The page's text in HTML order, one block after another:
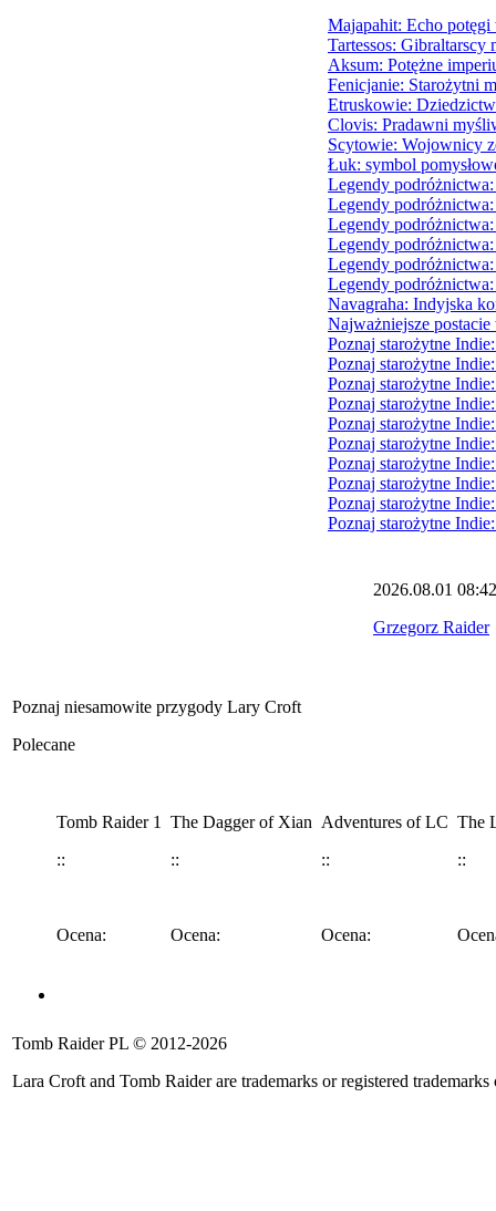
Majapahit: Echo potęgi
Tartessos: Gibraltarscy
Aksum: Potężne
Fenicjanie: Starożytni
Etruskowie:
Clovis: Pradawni
Scytowie: Wojownicy
Łuk: symbol
Legendy
Legendy
Legendy
Legendy
Legendy
Legendy
Navagraha: Indyjska
Najważniejsze
Poznaj starożytne
Poznaj starożytne
Poznaj starożytne
Poznaj starożytne
Poznaj starożytne
Poznaj starożytne
Poznaj starożytne
Poznaj starożytne
Poznaj starożytne
Poznaj starożytne
2026.08.01 08:42
Grzegorz Raider
Poznaj niesamowite przygody Lary Croft
Polecane
Tomb Raider 1
::
Ocena:
The Dagger of Xian
::
Ocena:
Adventures of LC
::
Ocena:
The
::
Tomb Raider PL © 2012-2026
Lara Croft and Tomb Raider are trademarks or registered